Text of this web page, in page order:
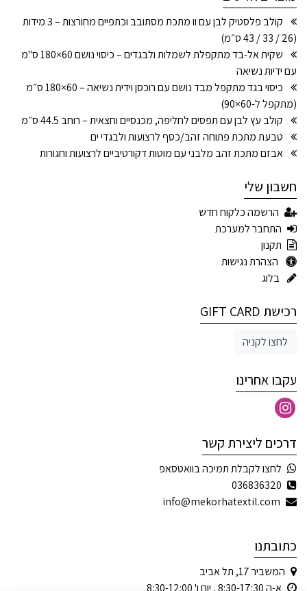
קולב פלסטיק לבן עם וו מתכת מסתובב וכתפיים מחורצות – 3 מידות
(26 / 33 / 43 ס״מ)
שקית אל-בד מתקפלת לשמלות ולבגדים – כיסוי נושם 60×180 ס"מ
עם ידיות נשיאה
כיסוי בגד מתקפל מבד נושם עם רוכסן וידית נשיאה – 60×180 ס״מ
(מתקפל ל-60×90)
קולב עץ לבן עם תפסים לחליפה, מכנסיים וחצאית – רוחב 44.5 ס״מ
טבעת מתכת פתוחה זהב/כסף לרצועות ולבגדי ים
אבזם מתכת זהב מלבני עם מוטות דקורטיביים לרצועות וחגורות
חשבון שלי
הרשמה כלקוח חדש
התחבר למערכת
תקנון
הצהרת נגישות
בלוג
רכישת GIFT CARD
לחצו לקניה
עקבו אחרינו
דרכים ליצירת קשר
לחצו לקבלת תמיכה בוואטסאפ
036836320
info@mekorhatextil.com
כתובתנו
המשביר 17, תל אביב
א-ה 8:30-17:30 , יום ו' 8:30-12:00